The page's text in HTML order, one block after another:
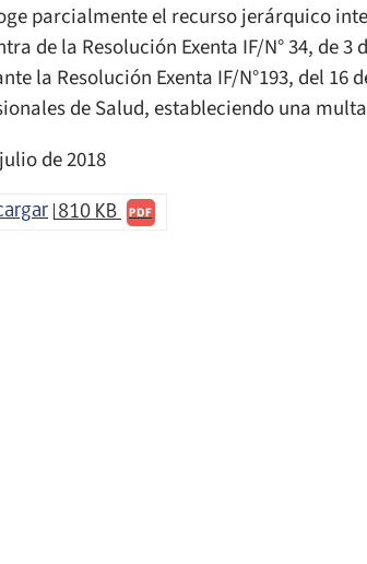
parcialmente el recurso jerárquico
de la Resolución Exenta IF/N° 34, de
la Resolución Exenta IF/N°193, del 16
de Salud, estableciendo una
de 2018
810 KB PDF